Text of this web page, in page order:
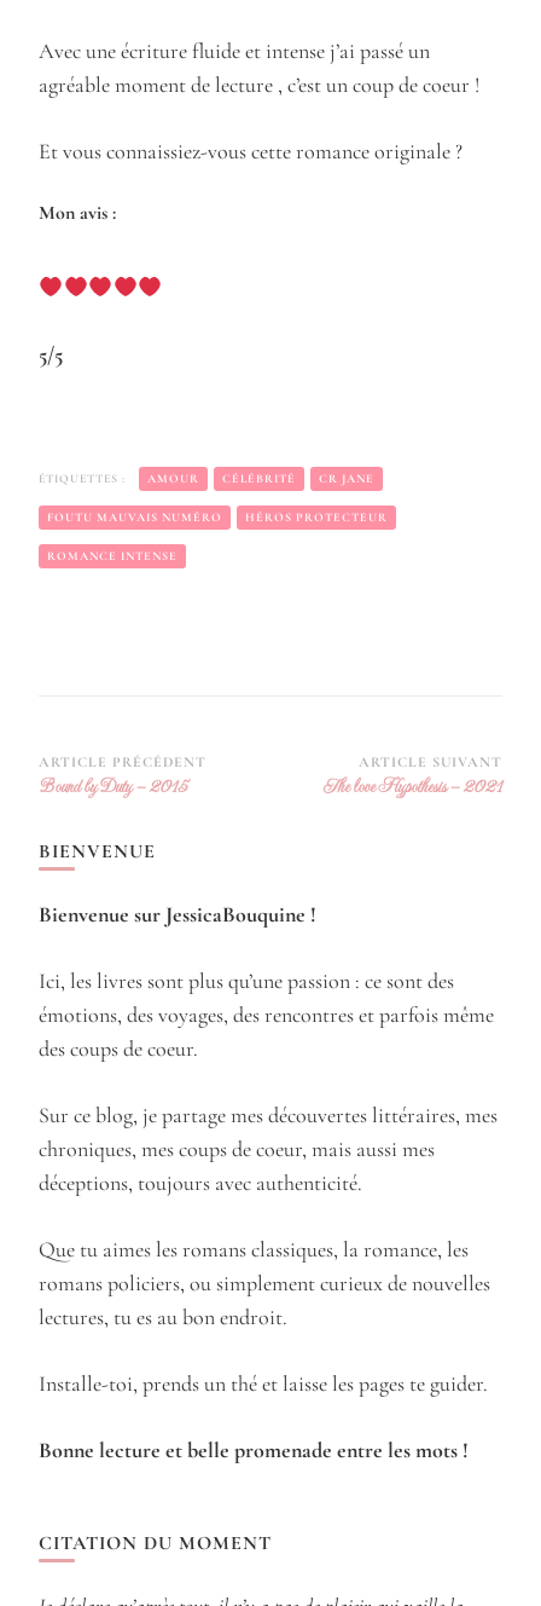
Avec une écriture fluide et intense j’ai passé un
agréable moment de lecture , c’est un coup de coeur !
Et vous connaissiez-vous cette romance originale ?
Mon avis :
5/5
ÉTIQUETTES : AMOUR CÉLÉBRITÉ CR JANE
FOUTU MAUVAIS NUMÉRO HÉROS PROTECTEUR
ROMANCE INTENSE
Navigation
d’article
ARTICLE PRÉCÉDENT
Bound by Duty – 2015
ARTICLE SUIVANT
The love Hypothesis – 2021
BIENVENUE
Bienvenue sur JessicaBouquine !
Ici, les livres sont plus qu’une passion : ce sont des
émotions, des voyages, des rencontres et parfois même
des coups de coeur.
Sur ce blog, je partage mes découvertes littéraires, mes
chroniques, mes coups de coeur, mais aussi mes
déceptions, toujours avec authenticité.
Que tu aimes les romans classiques, la romance, les
romans policiers, ou simplement curieux de nouvelles
lectures, tu es au bon endroit.
Installe-toi, prends un thé et laisse les pages te guider.
Bonne lecture et belle promenade entre les mots !
CITATION DU MOMENT